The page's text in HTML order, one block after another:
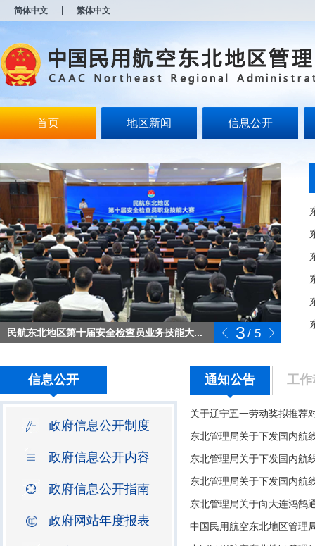
简体中文 繁体中文
首页 地区新闻 信息公开
民航东北地区第十届安全检查员业务技能大... 3 / 5
信息公开
政府信息公开制度
政府信息公开内容
政府信息公开指南
政府网站年度报表
通知公告 工作
关于辽宁五一劳动奖拟推荐
开
无
障
说
明
Alt
加
波
浪
键
打
开
导
盲
模